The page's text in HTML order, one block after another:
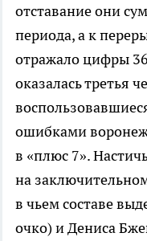
отставание они
периода, а к
отражало цифры
оказалась третья
ошибками
в «плюс 7».
на
в чьем составе
очко) и Дениса